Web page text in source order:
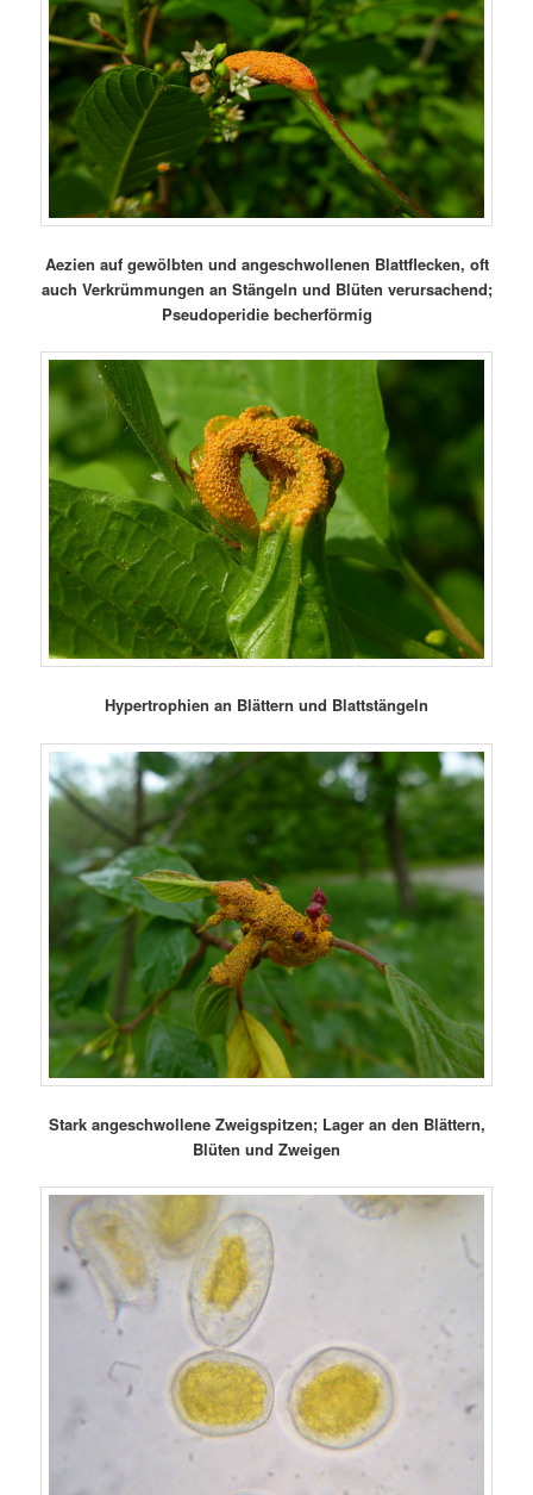
Aezien auf gewölbten und angeschwollenen Blattflecken, oft
auch Verkrümmungen an Stängeln und Blüten verursachend;
Pseudoperidie becherförmig
Hypertrophien an Blättern und Blattstängeln
Stark angeschwollene Zweigspitzen; Lager an den Blättern,
Blüten und Zweigen